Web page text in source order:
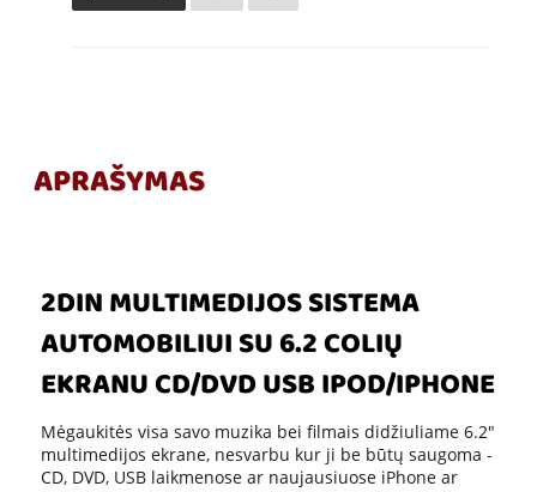
APRAŠYMAS
2DIN MULTIMEDIJOS SISTEMA
AUTOMOBILIUI SU 6.2 COLIŲ
EKRANU CD/DVD USB IPOD/IPHONE
Mėgaukitės visa savo muzika bei filmais didžiuliame 6.2"
multimedijos ekrane, nesvarbu kur ji be būtų saugoma -
CD, DVD, USB laikmenose ar naujausiuose iPhone ar